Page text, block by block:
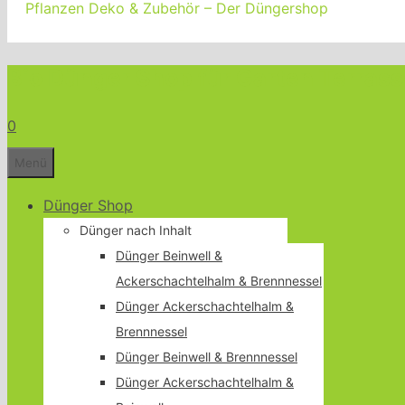
Pflanzen Deko & Zubehör – Der Düngershop
0
Dünger Shop
Dünger nach Inhalt
Dünger Beinwell &
Ackerschachtelhalm & Brennnessel
Dünger Ackerschachtelhalm &
Brennnessel
Dünger Beinwell & Brennnessel
Dünger Ackerschachtelhalm &